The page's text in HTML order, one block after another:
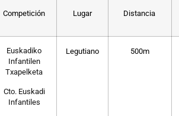
Competición Lugar Distancia
Euskadiko
Infantilen
Txapelketa
Cto. Euskadi
Infantiles
Legutiano 500m